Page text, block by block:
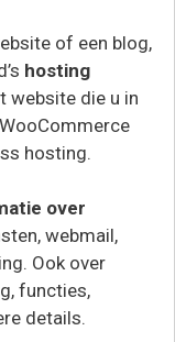
of een blog,
hosting
website die u in
hosting.
over
webmail,
Ook over
functies,
details.